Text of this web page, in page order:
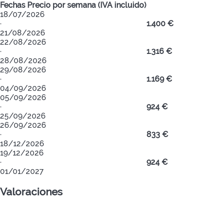
Fechas Precio por semana (IVA incluido)
18/07/2026
·
21/08/2026
1.400 €
22/08/2026
·
28/08/2026
1.316 €
29/08/2026
·
04/09/2026
1.169 €
05/09/2026
·
25/09/2026
924 €
26/09/2026
·
18/12/2026
833 €
19/12/2026
·
01/01/2027
924 €
Valoraciones